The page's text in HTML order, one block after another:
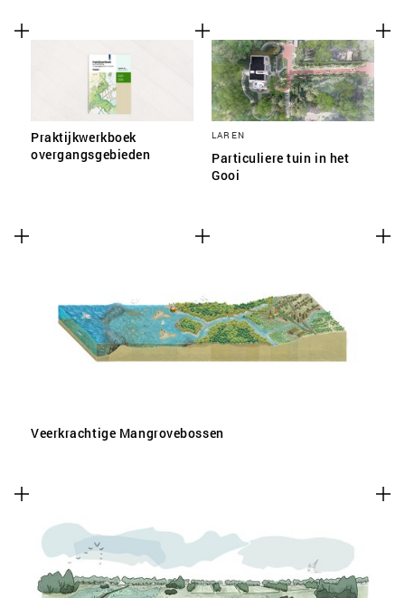
Praktijkwerkboek
overgangsgebieden
LAREN
Particuliere tuin in het
Gooi
Veerkrachtige Mangrovebossen